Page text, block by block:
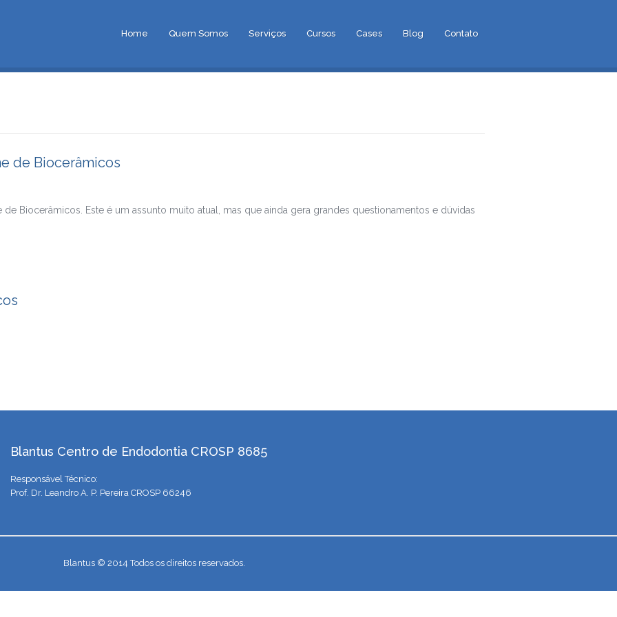
Home Quem Somos Serviços Cursos Cases Blog Contato
de Biocerâmicos
Biocerâmicos. Este é um assunto muito atual, mas que ainda gera grandes questionamentos e dúvidas
Blantus Centro de Endodontia CROSP 8685
Responsável Técnico:
Prof. Dr. Leandro A. P. Pereira CROSP 66246
Blantus © 2014 Todos os direitos reservados.